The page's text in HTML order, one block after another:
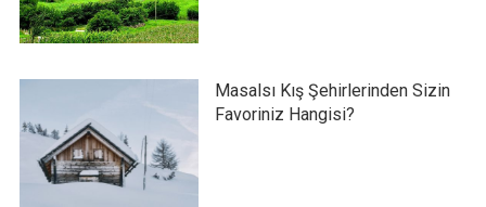
Masalsı Kış Şehirlerinden Sizin
Favoriniz Hangisi?